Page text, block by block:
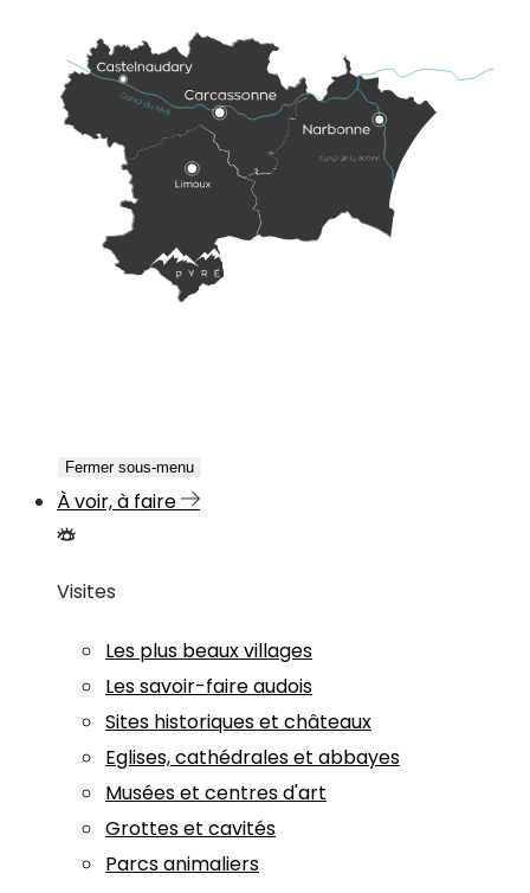
Fermer sous-menu
À voir, à faire
Visites
Les plus beaux villages
Les savoir-faire audois
Sites historiques et châteaux
Eglises, cathédrales et abbayes
Musées et centres d'art
Grottes et cavités
Parcs animaliers